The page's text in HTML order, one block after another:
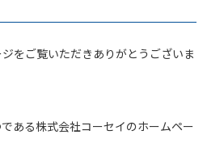
をご覧いただきありがとうございま
ある株式会社コーセイのホームペー